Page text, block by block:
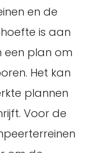
en de
is aan
een plan om
Het kan
plannen
Voor de